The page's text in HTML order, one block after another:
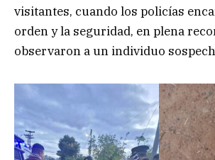
visitantes, cuando los policías
orden y la seguridad, en plena
observaron a un individuo